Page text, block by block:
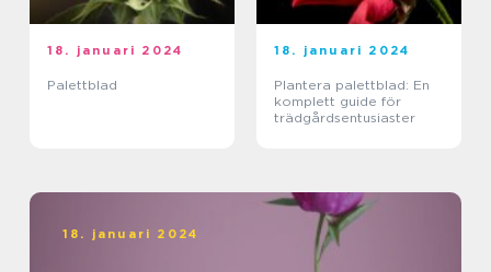
18. januari 2024
Palettblad
18. januari 2024
Plantera palettblad: En
komplett guide för
trädgårdsentusiaster
18. januari 2024